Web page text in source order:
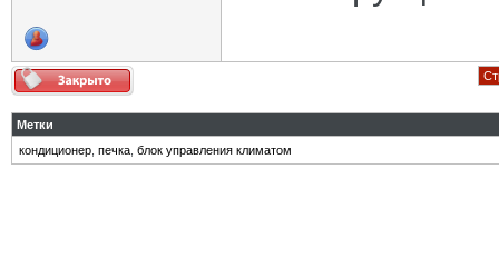
Метки
кондиционер печка блок управления климатом